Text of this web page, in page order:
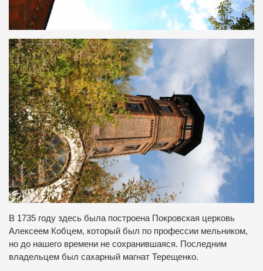
В 1735 году здесь была построена Покровская церковь
Алексеем Кобцем, который был по профессии мельником,
но до нашего времени не сохранившаяся. Последним
владельцем был сахарный магнат Терещенко.